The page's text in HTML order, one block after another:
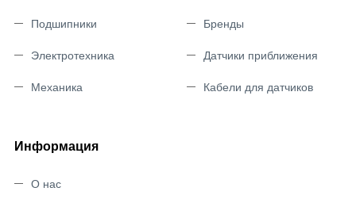
Подшипники
Электротехника
Механика
Бренды
Датчики приближения
Кабели для датчиков
Информация
О нас